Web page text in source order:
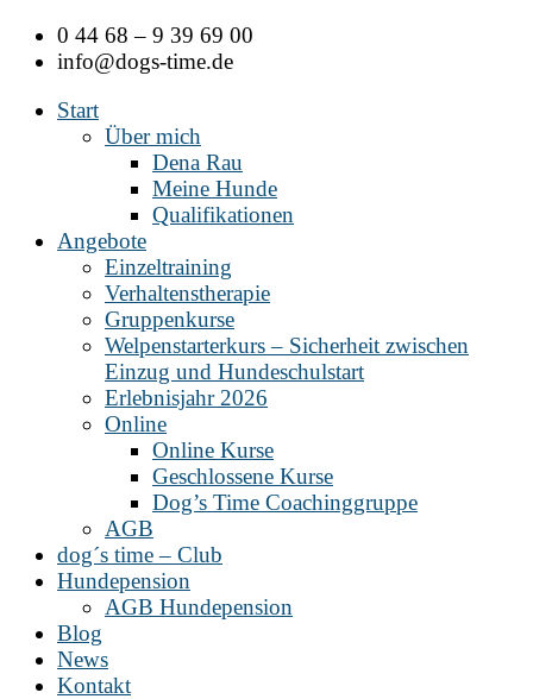
Zum
Inhalt
0 44 68 – 9 39 69 00
info@dogs-time.de
Start
Über mich
Dena Rau
Meine Hunde
Qualifikationen
Angebote
Einzeltraining
Verhaltenstherapie
Gruppenkurse
Welpenstarterkurs – Sicherheit zwischen
Einzug und Hundeschulstart
Erlebnisjahr 2026
Online
Online Kurse
Geschlossene Kurse
Dog’s Time Coachinggruppe
AGB
dog´s time – Club
Hundepension
AGB Hundepension
Blog
News
Kontakt